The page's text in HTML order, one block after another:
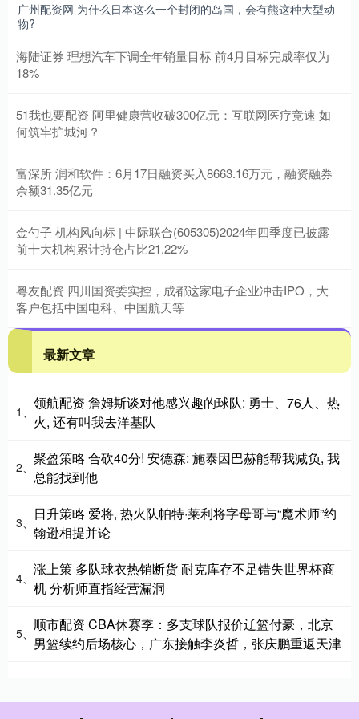
广州配资网 为什么日本这么一个封闭的岛国，会有熊这种大型动
物?
海陆证券 理想汽车下调全年销量目标 前4月目标完成率仅为
18%
51我也要配资 阿里健康营收破300亿元：互联网医疗竞速 如
何筑牢护城河？
富深所 润和软件：6月17日融资买入8663.16万元，融资融券
余额31.35亿元
金勺子 机构风向标 | 中际联合(605305)2024年四季度已披露
前十大机构累计持仓占比21.22%
粤友配资 四川国资委实控，成都这家电子企业冲击IPO，大
客户包括中国电科、中国航天等
最新文章
1、
领航配资 詹姆斯谈对他感兴趣的球队: 勇士、76人、热
火, 还有叫我去洋基队
2、
聚盈策略 合砍40分! 安德森: 施泰因巴赫能帮我减负, 我
总能找到他
3、
日升策略 爱将, 热火队帕特·莱利将字母哥与“魔术师”约
翰逊相提并论
4、
涨上策 多队球衣热销断货 耐克库存不足错失世界杯商
机 分析师直指经营漏洞
5、
顺市配资 CBA休赛季：多支球队报价辽篮付豪，北京
男篮续约后场核心，广东接触李炎哲，张庆鹏重返天津